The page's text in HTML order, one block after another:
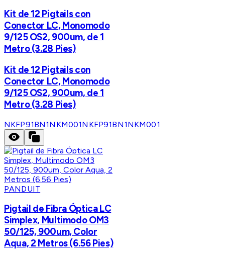
Kit de 12 Pigtails con
Conector LC, Monomodo
9/125 OS2, 900um, de 1
Metro (3.28 Pies)
Kit de 12 Pigtails con
Conector LC, Monomodo
9/125 OS2, 900um, de 1
Metro (3.28 Pies)
NKFP91BN1NKM001NKFP91BN1NKM001
PANDUIT
Pigtail de Fibra Óptica LC
Simplex, Multimodo OM3
50/125, 900um, Color
Aqua, 2 Metros (6.56 Pies)